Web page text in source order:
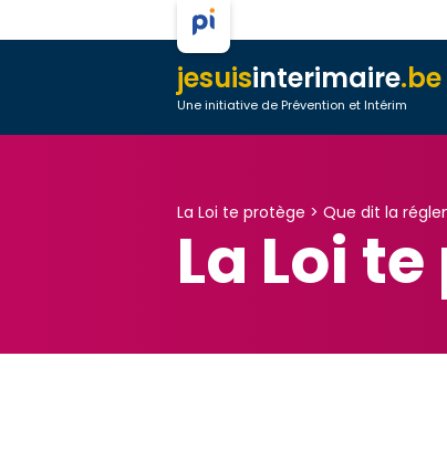
jesuisinterimaire.be
Une initiative de Prévention et Intérim
La Loi te protège > Que dit la
La Loi